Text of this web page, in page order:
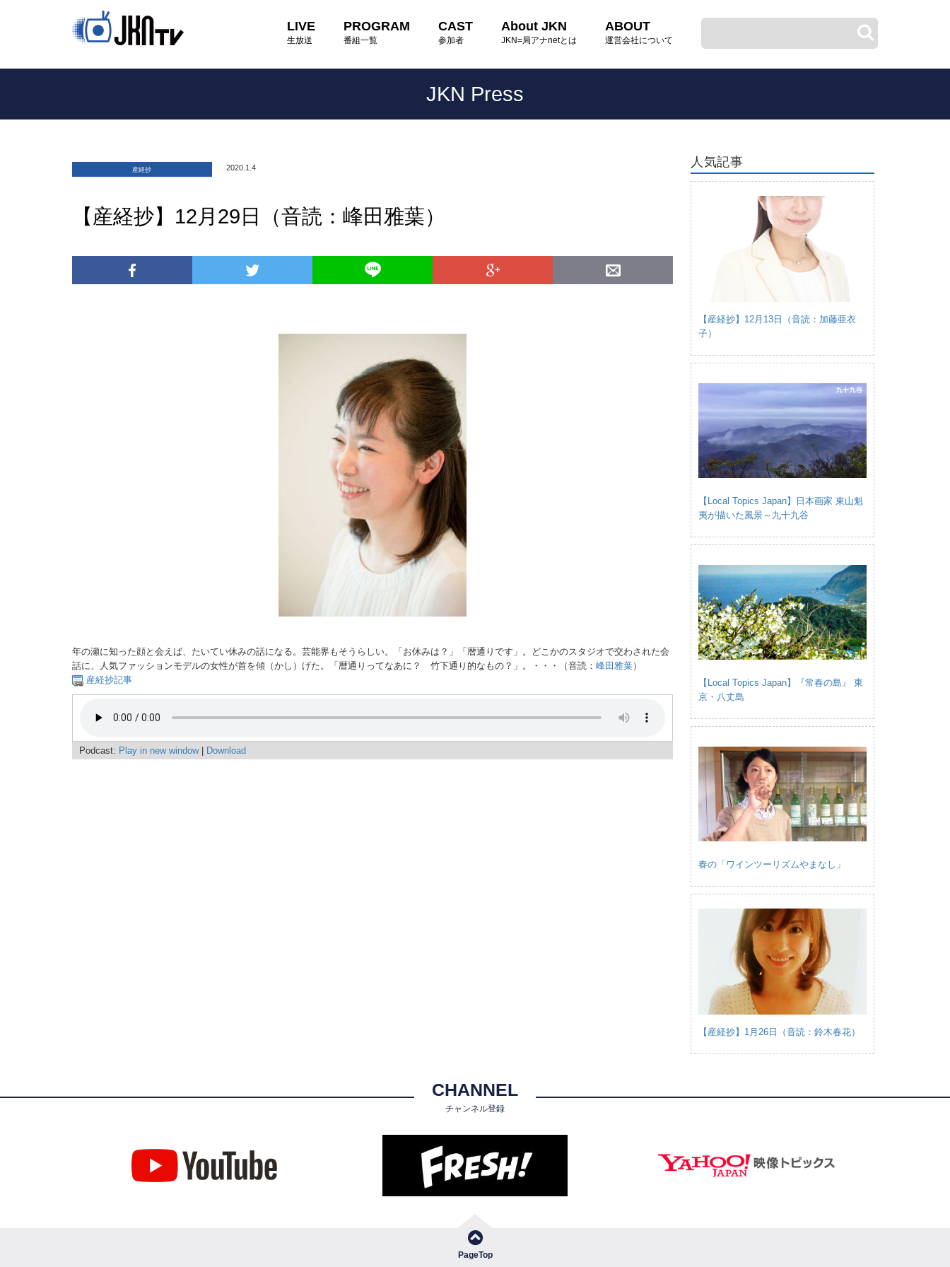
LIVE
生放送
PROGRAM
番組一覧
CAST
参加者
About JKN
JKN=局アナnetとは
ABOUT
運営会社について
JKN Press
産経抄 2020.1.4
【産経抄】12月29日（音読：峰田雅葉）
年の瀬に知った顔と会えば、たいてい休みの話になる。芸能界もそうらしい。「お休みは？」「暦通りです」。どこかのスタジオで交わされた会
話に、人気ファッションモデルの女性が首を傾（かし）げた。「暦通りってなあに？ 竹下通り的なもの？」。・・・（音読： 峰田雅葉）
産経抄記事
Podcast: Play in new window| Download
人気記事
【産経抄】12月13日（音読：加藤亜衣
子）
【Local Topics Japan】日本画家 東山魁
夷が描いた風景～九十九谷
【Local Topics Japan】『常春の島』 東
京・八丈島
春の「ワインツーリズムやまなし」
【産経抄】1月26日（音読：鈴木春花）
CHANNEL
チャンネル登録
PageTop